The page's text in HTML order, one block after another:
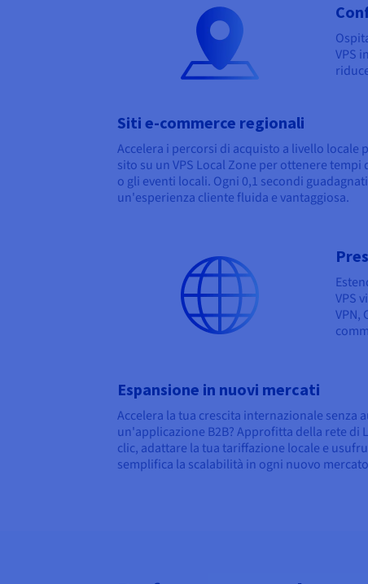
VPS
Siti e-commerce regionali
Accelera i percorsi di acquisto a livello
sito su un VPS Local Zone per ottenere
o gli eventi locali. Ogni 0,1 secondi
un'esperienza cliente fluida e vantaggiosa.
VPS
VPN,
Espansione in nuovi mercati
Accelera la tua crescita internazionale
un'applicazione B2B? Approfitta della rete di
clic, adattare la tua tariffazione locale e
semplifica la scalabilità in ogni nuovo